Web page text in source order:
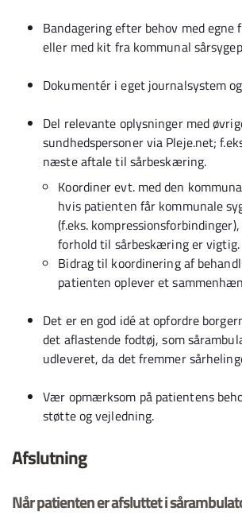
Bandagering efter behov med egne
eller med kit fra kommunal
Dokumentér i eget journalsystem
Del relevante oplysninger med
sundhedspersoner via Pleje.net;
næste aftale til sårbeskæring.
Koordiner evt. med den
hvis patienten får kommunale
(f.eks.
forhold til sårbeskæring er vigtig.
Bidrag til koordinering af
patienten oplever et
Det er en god idé at opfordre
det aflastende fodtøj, som
udleveret, da det fremmer
Vær opmærksom på patientens
støtte og vejledning.
Afslutning
Når patienten er afsluttet i